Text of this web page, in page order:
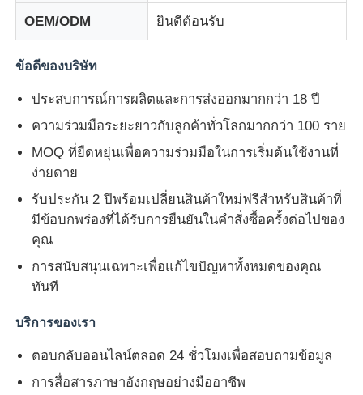
OEM/ODM ยินดีต้อนรับ
ข้อดีของบริษัท
ประสบการณ์การผลิตและการส่งออกมากกว่า 18 ปี
ความร่วมมือระยะยาวกับลูกค้าทั่วโลกมากกว่า 100 ราย
MOQ ที่ยืดหยุ่นเพื่อความร่วมมือในการเริ่มต้นใช้งานที่
ง่ายดาย
รับประกัน 2 ปีพร้อมเปลี่ยนสินค้าใหม่ฟรีสำหรับสินค้าที่
มีข้อบกพร่องที่ได้รับการยืนยันในคำสั่งซื้อครั้งต่อไปของ
คุณ
การสนับสนุนเฉพาะเพื่อแก้ไขปัญหาทั้งหมดของคุณ
ทันที
บริการของเรา
ตอบกลับออนไลน์ตลอด 24 ชั่วโมงเพื่อสอบถามข้อมูล
การสื่อสารภาษาอังกฤษอย่างมืออาชีพ